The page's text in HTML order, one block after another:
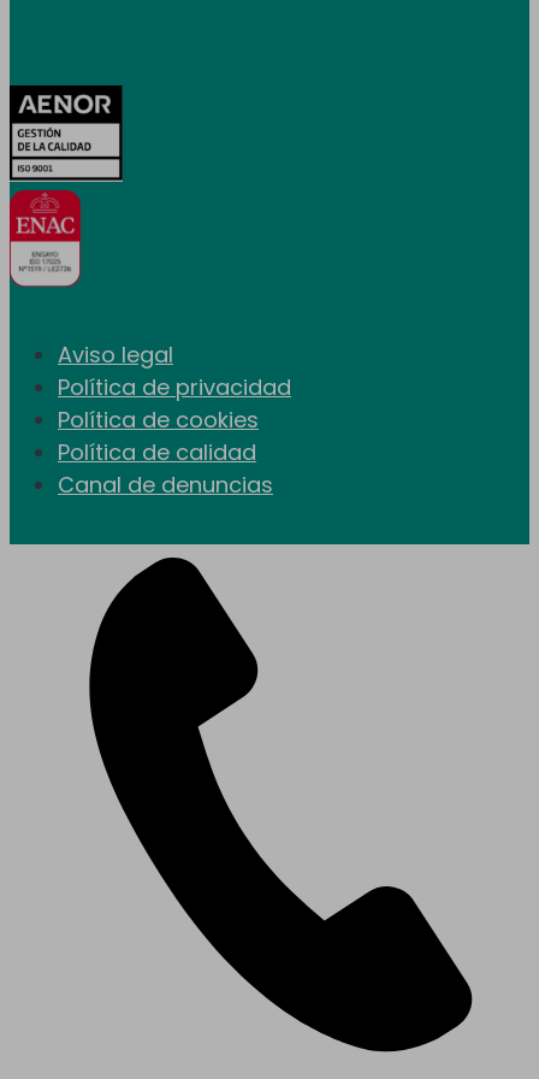
Aviso legal
Política de privacidad
Política de cookies
Política de calidad
Canal de denuncias